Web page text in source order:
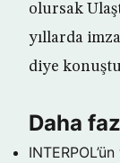
olursak
yıllarda
diye
Daha